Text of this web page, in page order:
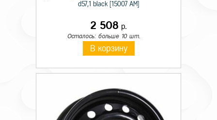
d57,1 black [15007 AM]
2 508 р.
Осталось: больше 10 шт.
В корзину